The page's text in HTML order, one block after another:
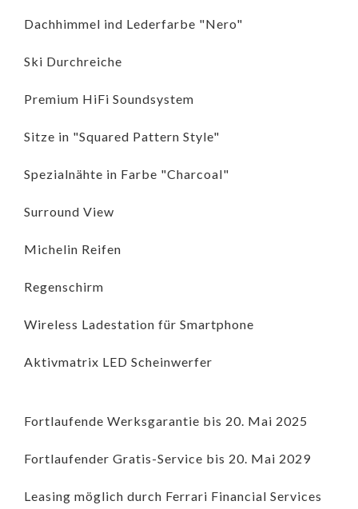
Dachhimmel ind Lederfarbe "Nero"
Ski Durchreiche
Premium HiFi Soundsystem
Sitze in "Squared Pattern Style"
Spezialnähte in Farbe "Charcoal"
Surround View
Michelin Reifen
Regenschirm
Wireless Ladestation für Smartphone
Aktivmatrix LED Scheinwerfer
Fortlaufende Werksgarantie bis 20. Mai 2025
Fortlaufender Gratis-Service bis 20. Mai 2029
Leasing möglich durch Ferrari Financial Services